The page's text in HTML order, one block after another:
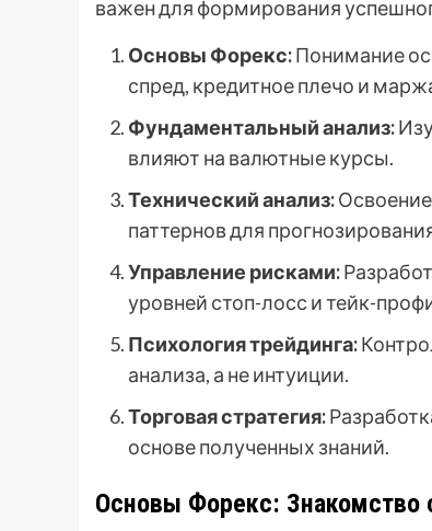
важен для формирования
Основы Форекс:Понимание
спред, кредитное плечо и
Фундаментальный анализ:
влияют на валютные курсы.
Технический анализ:
паттернов для
Управление рисками:
уровней стоп-лосс и тейк-
Психология трейдинга:
анализа, а не интуиции.
Торговая стратегия:
основе полученных знаний.
Основы Форекс: Знакомство